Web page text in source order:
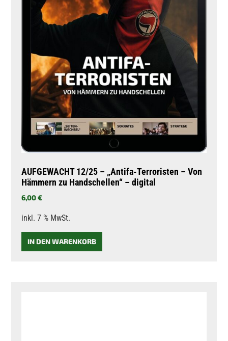
AUFGEWACHT 12/25 – „Antifa-Terroristen – Von
Hämmern zu Handschellen“ – digital
6,00€
inkl. 7 % MwSt.
IN DEN WARENKORB